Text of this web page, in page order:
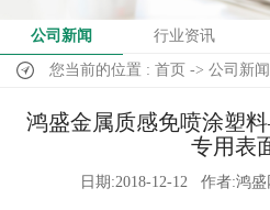
公司新闻 行业资讯
您当前的位置 : 首页 -> 公司新闻
鸿盛金属质感免喷涂塑
专用表
日期:2018-12-12 作者:鸿盛